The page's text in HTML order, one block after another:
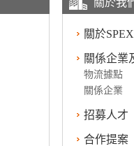
關於
關係企業
物流據點
關係企業
招募人才
合作提案